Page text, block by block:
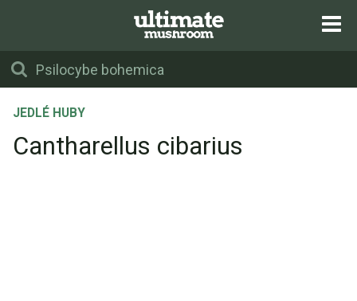
JEDLÉ HUBY
Cantharellus cibarius